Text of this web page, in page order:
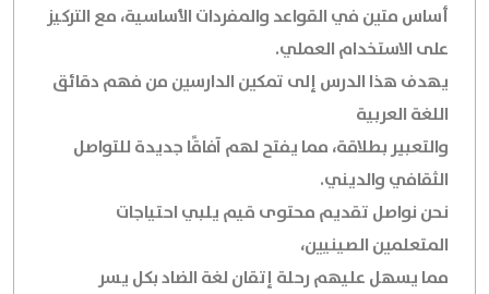
أساس متين في القواعد والمفردات الأساسية، مع التركيز
على الاستخدام العملي.
يهدف هذا الدرس إلى تمكين الدارسين من فهم دقائق
اللغة العربية
والتعبير بطلاقة، مما يفتح لهم آفاقًا جديدة للتواصل
الثقافي والديني.
نحن نواصل تقديم محتوى قيم يلبي احتياجات
المتعلمين الصينيين،
مما يسهل عليهم رحلة إتقان لغة الضاد بكل يسر